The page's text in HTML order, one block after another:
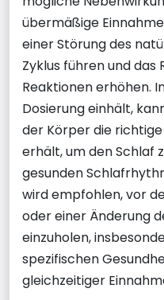
übermäßige
einer Störung des
Zyklus führen und das
Reaktionen erhöhen.
Dosierung einhält,
der Körper die
erhält, um den Schlaf
gesunden
wird empfohlen, vor
oder einer Änderung
einzuholen,
spezifischen
gleichzeitiger